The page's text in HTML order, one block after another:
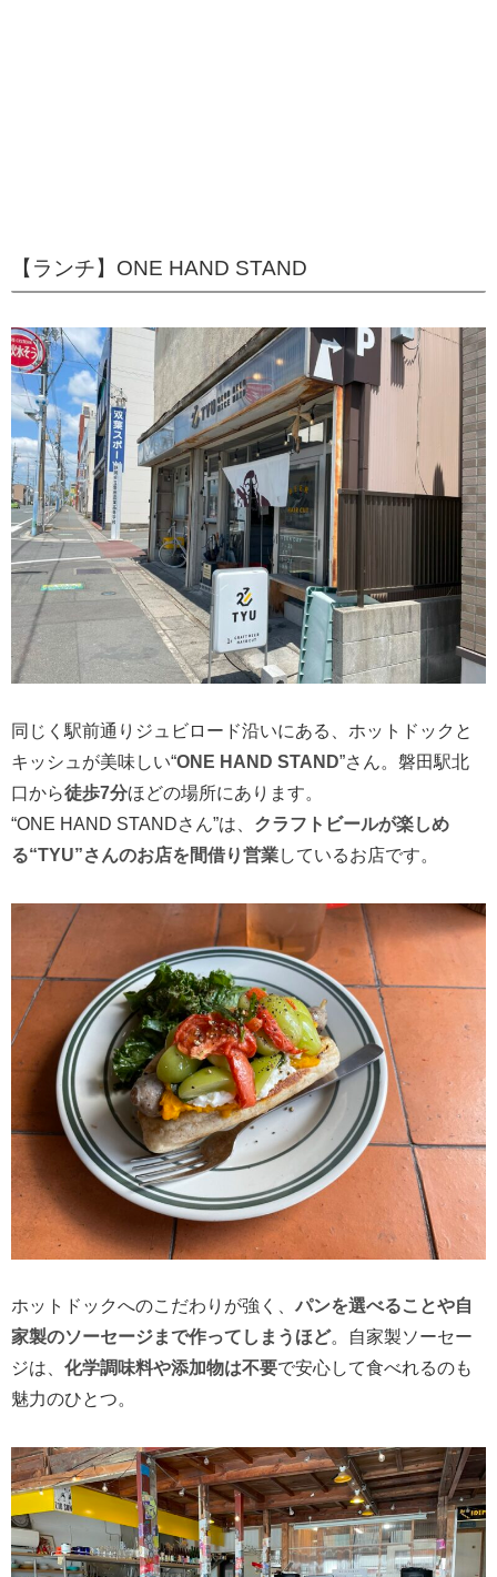
【ランチ】ONE HAND STAND
同じく駅前通りジュビロード沿いにある、ホットドックと
キッシュが美味しい“ONE HAND STAND”さん。磐田駅北
口から徒歩7分ほどの場所にあります。
“ONE HAND STANDさん”は、 クラフトビールが楽しめ
る“TYU”さんのお店を間借り営業しているお店です。
ホットドックへのこだわりが強く、 パンを選べることや自
家製のソーセージまで作ってしまうほど。自家製ソーセー
ジは、 化学調味料や添加物は不要で安心して食べれるのも
魅力のひとつ。